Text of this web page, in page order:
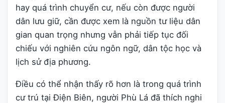
hay quá trình chuyển cư, nếu còn được người
dân lưu giữ, cần được xem là nguồn tư liệu dân
gian quan trọng nhưng vẫn phải tiếp tục đối
chiếu với nghiên cứu ngôn ngữ, dân tộc học và
lịch sử địa phương.
Điều có thể nhận thấy rõ hơn là trong quá trình
cư trú tại Điện Biên, người Phù Lá đã thích nghi